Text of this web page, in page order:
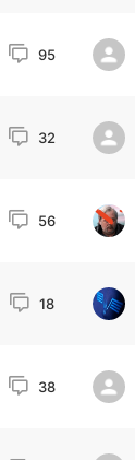
95
32
56
18
38